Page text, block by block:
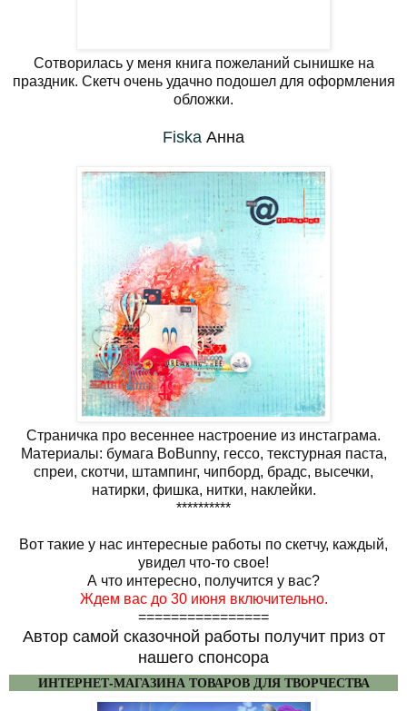
Сотворилась у меня книга пожеланий сынишке на
праздник. Скетч очень удачно подошел для оформления
обложки.
Fiska Анна
Страничка про весеннее настроение из инстаграма.
Материалы: бумага BoBunny, гессо, текстурная паста,
спреи, скотчи, штампинг, чипборд, брадс, высечки,
натирки, фишка, нитки, наклейки.
**********
Вот такие у нас интересные работы по скетчу, каждый,
увидел что-то свое!
А что интересно, получится у вас?
Ждем вас до 30 июня включительно.
================
Автор самой сказочной работы получит приз от
нашего спонсора
ИНТЕРНЕТ-МАГАЗИНА ТОВАРОВ ДЛЯ ТВОРЧЕСТВА